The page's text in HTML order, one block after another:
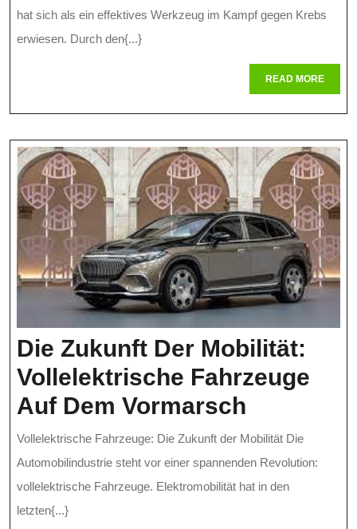
Therapie
Im
hat sich als ein effektives Werkzeug im Kampf gegen Krebs
erwiesen. Durch den{...}
READ MOREREAD
MORE
Die Zukunft Der Mobilität:
Vollelektrische Fahrzeuge
Auf Dem Vormarsch
Zukunft
Der
Mobilität:
Vollelektrische Fahrzeuge: Die Zukunft der Mobilität Die
Automobilindustrie steht vor einer spannenden Revolution:
vollelektrische Fahrzeuge. Elektromobilität hat in den
letzten{...}